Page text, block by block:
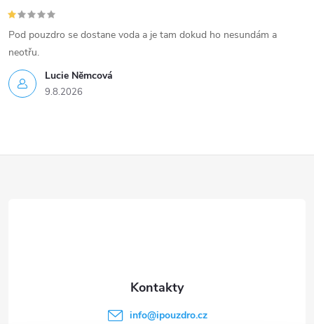
Lucie Nĕmcová
9.8.2026
Pod pouzdro se dostane voda a je tam dokud ho nesundám a
neotřu.
info@ipouzdro.cz